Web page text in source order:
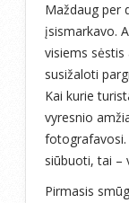
Maždaug per
įsismarkavo.
visiems
susižaloti
Kai kurie
vyresnio
fotografavosi.
siūbuoti, tai –
Pirmasis